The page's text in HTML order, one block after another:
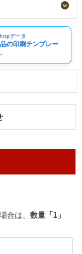
データ
の印刷テンプレー
合は、数量「1」